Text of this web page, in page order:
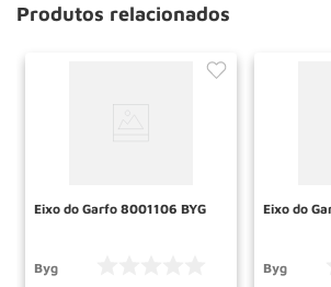
Produtos relacionados
Eixo do Garfo 8001106 BYG
Byg
Eixo do
Byg